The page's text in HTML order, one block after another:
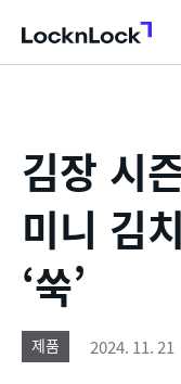
LocknLock
김장 시
미니 김
‘쑥’
제품 2024. 11. 21